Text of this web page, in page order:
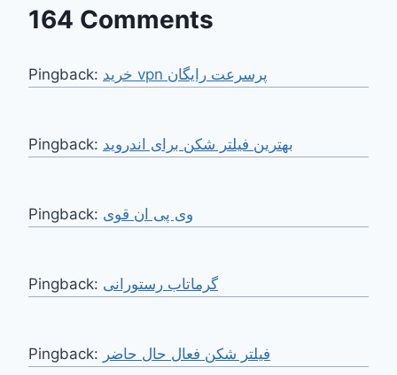
164 Comments
Pingback: خرید vpn پرسرعت رایگان
Pingback: بهترین فیلتر شکن برای اندروید
Pingback: وی پی ان قوی
Pingback: گرماتاب رستورانی
Pingback: فیلتر شکن فعال حال حاضر